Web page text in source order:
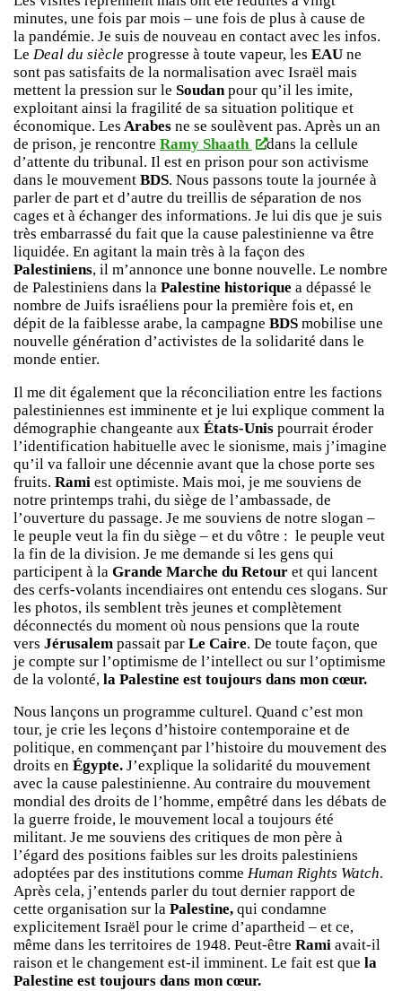
minutes, une fois par mois – une fois de plus à cause de
la pandémie. Je suis de nouveau en contact avec les infos.
Le Deal du siècle progresse à toute vapeur, les EAU ne
sont pas satisfaits de la normalisation avec Israël mais
mettent la pression sur le Soudanpour qu’il les imite,
exploitant ainsi la fragilité de sa situation politique et
économique. Les Arabes ne se soulèvent pas. Après un an
de prison, je rencontre Ramy Shaath
dans la cellule
d’attente du tribunal. Il est en prison pour son activisme
dans le mouvement BDS. Nous passons toute la journée à
parler de part et d’autre du treillis de séparation de nos
cages et à échanger des informations. Je lui dis que je suis
très embarrassé du fait que la cause palestinienne va être
liquidée. En agitant la main très à la façon des
Palestiniens, il m’annonce une bonne nouvelle. Le nombre
de Palestiniens dans la Palestine historique a dépassé le
nombre de Juifs israéliens pour la première fois et, en
dépit de la faiblesse arabe, la campagne BDS mobilise une
nouvelle génération d’activistes de la solidarité dans le
monde entier.
Il me dit également que la réconciliation entre les factions
palestiniennes est imminente et je lui explique comment la
démographie changeante aux États-Unis pourrait éroder
l’identification habituelle avec le sionisme, mais j’imagine
qu’il va falloir une décennie avant que la chose porte ses
fruits. Rami est optimiste. Mais moi, je me souviens de
notre printemps trahi, du siège de l’ambassade, de
l’ouverture du passage. Je me souviens de notre slogan –
le peuple veut la fin du siège – et du vôtre : le peuple veut
la fin de la division. Je me demande si les gens qui
participent à la Grande Marche du Retour et qui lancent
des cerfs-volants incendiaires ont entendu ces slogans. Sur
les photos, ils semblent très jeunes et complètement
déconnectés du moment où nous pensions que la route
vers Jérusalem passait par Le Caire. De toute façon, que
je compte sur l’optimisme de l’intellect ou sur l’optimisme
de la volonté, la Palestine est toujours dans mon cœur.
Nous lançons un programme culturel. Quand c’est mon
tour, je crie les leçons d’histoire contemporaine et de
politique, en commençant par l’histoire du mouvement des
droits en Égypte. J’explique la solidarité du mouvement
avec la cause palestinienne. Au contraire du mouvement
mondial des droits de l’homme, empêtré dans les débats de
la guerre froide, le mouvement local a toujours été
militant. Je me souviens des critiques de mon père à
l’égard des positions faibles sur les droits palestiniens
adoptées par des institutions comme Human Rights Watch.
Après cela, j’entends parler du tout dernier rapport de
cette organisation sur la Palestine, qui condamne
explicitement Israël pour le crime d’apartheid – et ce,
même dans les territoires de 1948. Peut-être Rami avait-il
raison et le changement est-il imminent. Le fait est que la
Palestine est toujours dans mon cœur.